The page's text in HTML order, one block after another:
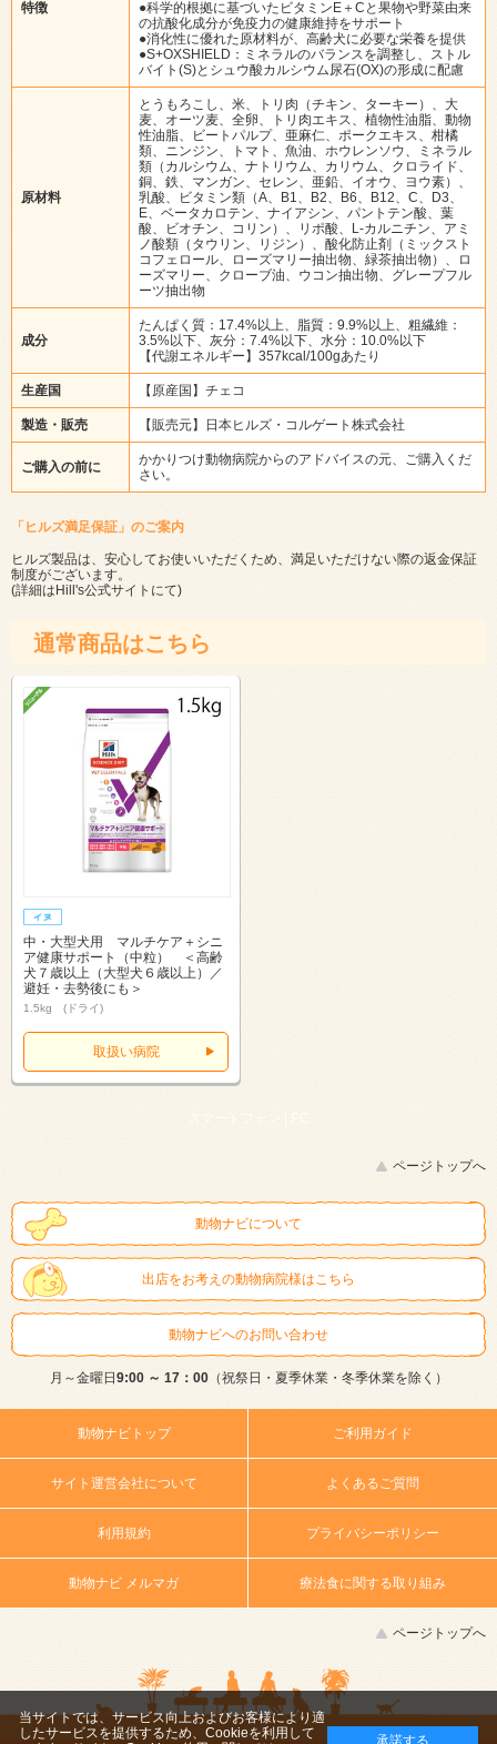
特徴
●科学的根拠に基づいたビタミンE＋Cと果物や野菜由来
の抗酸化成分が免疫力の健康維持をサポート
●消化性に優れた原材料が、高齢犬に必要な栄養を提供
●S+OXSHIELD：ミネラルのバランスを調整し、ストル
バイト(S)とシュウ酸カルシウム尿石(OX)の形成に配慮
原材料
とうもろこし、米、トリ肉（チキン、ターキー）、大
麦、オーツ麦、全卵、トリ肉エキス、植物性油脂、動物
性油脂、ビートパルプ、亜麻仁、ポークエキス、柑橘
類、ニンジン、トマト、魚油、ホウレンソウ、ミネラル
類（カルシウム、ナトリウム、カリウム、クロライド、
銅、鉄、マンガン、セレン、亜鉛、イオウ、ヨウ素）、
乳酸、ビタミン類（A、B1、B2、B6、B12、C、D3、
E、ベータカロテン、ナイアシン、パントテン酸、葉
酸、ビオチン、コリン）、リポ酸、L-カルニチン、アミ
ノ酸類（タウリン、リジン）、酸化防止剤（ミックスト
コフェロール、ローズマリー抽出物、緑茶抽出物）、ロ
ーズマリー、クローブ油、ウコン抽出物、グレープフル
ーツ抽出物
成分
たんぱく質：17.4%以上、脂質：9.9%以上、粗繊維：
3.5%以下、灰分：7.4%以下、水分：10.0%以下
【代謝エネルギー】357kcal/100gあたり
生産国 【原産国】チェコ
製造・販売 【販売元】日本ヒルズ・コルゲート株式会社
ご購入の前に
かかりつけ動物病院からのアドバイスの元、ご購入くだ
さい。
「ヒルズ満足保証」のご案内
ヒルズ製品は、安心してお使いいただくため、満足いただけない際の返金保証
制度がございます。
(詳細はHill's公式サイト にて)
通常商品はこちら
中・大型犬用 マルチケア＋シニ
ア健康サポート（中粒） ＜高齢
犬７歳以上（大型犬６歳以上）／
避妊・去勢後にも＞
1.5kg (ドライ)
取扱い病院
スマートフォン | PC
ページトップへ
動物ナビについて
出店をお考えの動物病院様はこちら
動物ナビへのお問い合わせ
月～金曜日 9:00 ～ 17：00（祝祭日・夏季休業・冬季休業を除く）
動物ナビトップ ご利用ガイド
サイト運営会社について よくあるご質問
利用規約 プライバシーポリシー
動物ナビ メルマガ 療法食に関する取り組み
ページトップへ
当サイトでは、サービス向上およびお客様により適
したサービスを提供するため、Cookieを利用して